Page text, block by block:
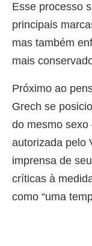
Esse processo
principais
mas também
mais
Próximo ao
Grech se
do mesmo
autorizada pelo
imprensa de
críticas à
como “uma